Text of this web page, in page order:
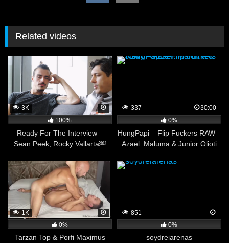
Related videos
3K
100%
Ready For The Interview –
Sean Peek, Rocky Vallarta￼
337
30:00
0%
HungPapi – Flip Fuckers RAW –
Azael. Maluma & Junior Olioti
1K
0%
Tarzan Top & Porfi Maximus
851
0%
soydreiarenas